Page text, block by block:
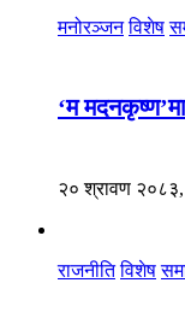
मनोरञ्जन विशेष
‘म
२० श्रावण २०८३,
राजनीति विशेष